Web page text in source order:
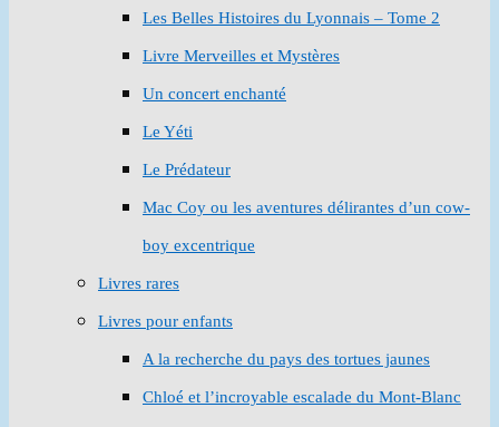
Les Belles Histoires du Lyonnais – Tome 2
Livre Merveilles et Mystères
Un concert enchanté
Le Yéti
Le Prédateur
Mac Coy ou les aventures délirantes d’un cow-
boy excentrique
Livres rares
Livres pour enfants
A la recherche du pays des tortues jaunes
Chloé et l’incroyable escalade du Mont-Blanc